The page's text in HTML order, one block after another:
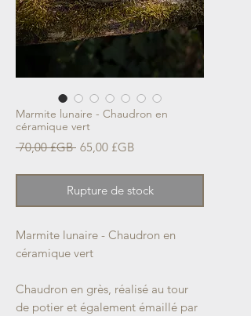
Marmite lunaire - Chaudron en
céramique vert
70,00 £GB Prix
65,00 £GBPrix
Rupture de stock
Marmite lunaire - Chaudron en
céramique vert
Chaudron en grès, réalisé au tour
de potier et également émaillé par